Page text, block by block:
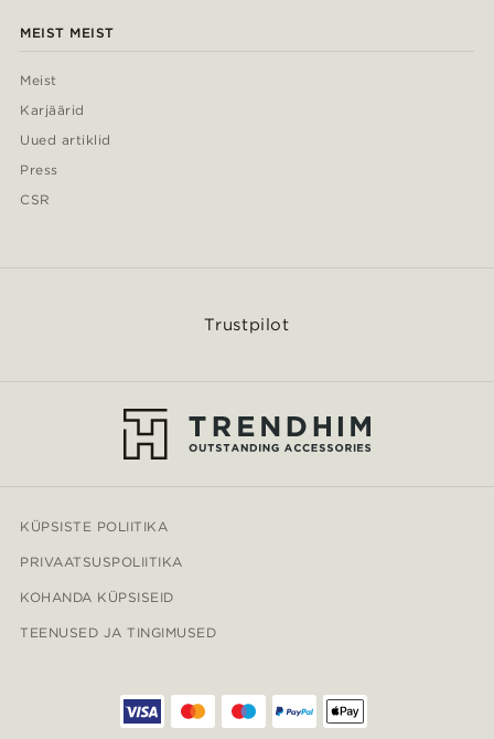
MEIST MEIST
Meist
Karjäärid
Uued artiklid
Press
CSR
Trustpilot
KÜPSISTE POLIITIKA
PRIVAATSUSPOLIITIKA
KOHANDA KÜPSISEID
TEENUSED JA TINGIMUSED